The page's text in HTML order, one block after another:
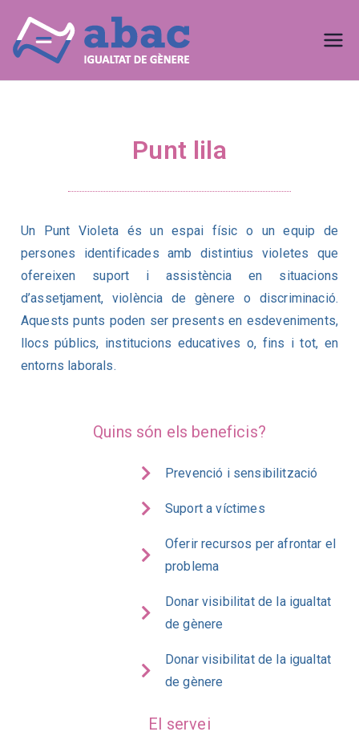
de
gènere
Punt lila
Un Punt Violeta és un espai físic o un equip de
persones identificades amb distintius violetes que
ofereixen suport i assistència en situacions
d’assetjament, violència de gènere o discriminació.
Aquests punts poden ser presents en esdeveniments,
llocs públics, institucions educatives o, fins i tot, en
entorns laborals.
Quins són els beneficis?
Prevenció i sensibilització
Suport a víctimes
Oferir recursos per afrontar el
problema
Donar visibilitat de la igualtat
de gènere
Donar visibilitat de la igualtat
de gènere
El servei